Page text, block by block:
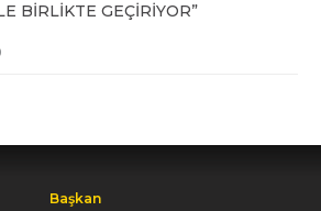
BİRLİKTE GEÇİRİYOR”
Başkan